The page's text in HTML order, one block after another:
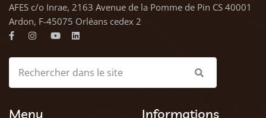
AFES c/o Inrae, 2163 Avenue de la Pomme de Pin CS 40001
Ardon, F-45075 Orléans cedex 2
Menu Informations